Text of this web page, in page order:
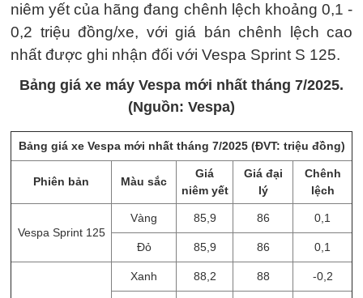
niêm yết của hãng đang chênh lệch khoảng 0,1 -
0,2 triệu đồng/xe, với giá bán chênh lệch cao
nhất được ghi nhận đối với Vespa Sprint S 125.
Bảng giá xe máy Vespa mới nhất tháng 7/2025.
(Nguồn: Vespa)
Bảng giá xe Vespa mới nhất tháng 7/2025 (ĐVT: triệu đồng)
Phiên bản Màu sắc
Giá
niêm yết
Giá đại
lý
Chênh
lệch
Vespa Sprint 125
Vàng 85,9 86 0,1
Đỏ 85,9 86 0,1
Xanh 88,2 88 -0,2